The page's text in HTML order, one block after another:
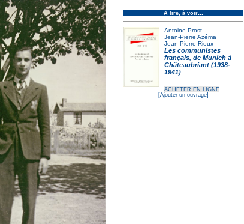
À lire, à voir…
Antoine Prost
Jean-Pierre Azéma
Jean-Pierre Rioux
Les communistes
français, de Munich à
Châteaubriant (1938-
1941)
ACHETER EN LIGNE
[Ajouter un ouvrage]